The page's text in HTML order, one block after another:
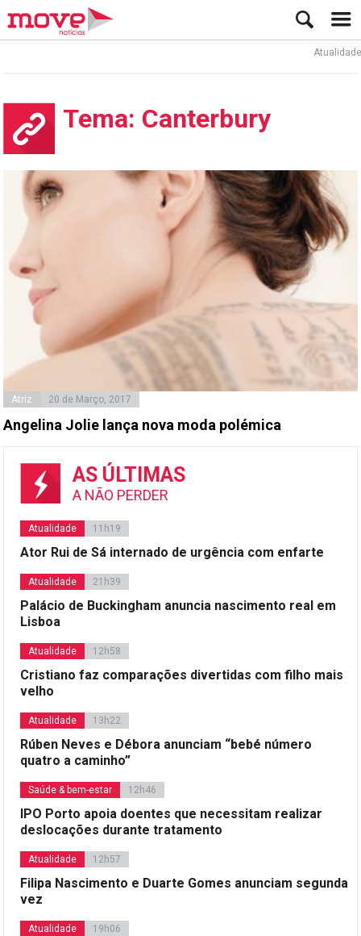
Atualidade
Tema: Canterbury
Atriz 20 de Março, 2017
Angelina Jolie lança nova moda polémica
AS ÚLTIMAS
A NÃO PERDER
Atualidade 11h19
Ator Rui de Sá internado de urgência com enfarte
Atualidade 21h39
Palácio de Buckingham anuncia nascimento real em
Lisboa
Atualidade 12h58
Cristiano faz comparações divertidas com filho mais
velho
Atualidade 13h22
Rúben Neves e Débora anunciam “bebé número
quatro a caminho”
Saúde & bem-estar 12h46
IPO Porto apoia doentes que necessitam realizar
deslocações durante tratamento
Atualidade 12h57
Filipa Nascimento e Duarte Gomes anunciam segunda
vez
Atualidade 19h06